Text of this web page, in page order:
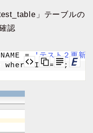
」テーブルの
認
= 'テスト２更新'
where ID = 3;